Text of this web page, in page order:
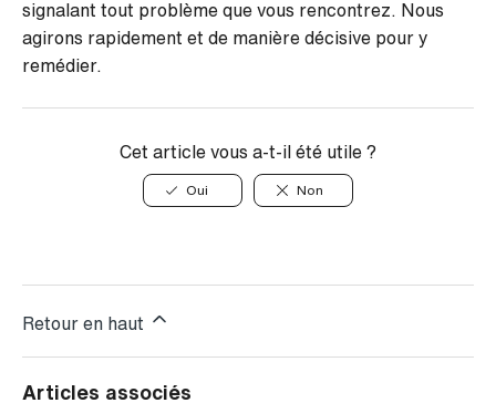
signalant tout problème que vous rencontrez. Nous
agirons rapidement et de manière décisive pour y
remédier.
Cet article vous a-t-il été utile ?
Oui Non
Retour en haut
Articles associés